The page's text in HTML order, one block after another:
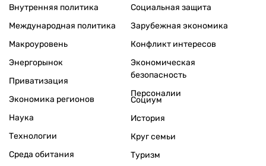
Внутренняя политика
Международная политика
Макроуровень
Энергорынок
Приватизация
Экономика регионов
Социальная защита
Зарубежная экономика
Конфликт интересов
Экономическая
безопасность
Персоналии
Наука
Технологии
Среда обитания
Социум
История
Круг семьи
Туризм